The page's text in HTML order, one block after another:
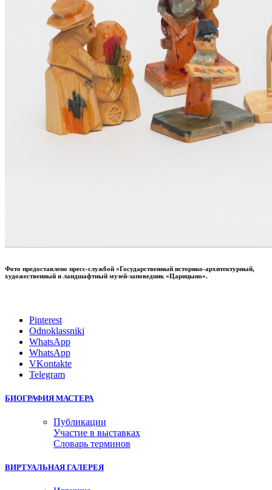
Фото предоставлено пресс-службой «Государственный историко-архитектурный,
художественный и ландшафтный музей-заповедник «Царицыно».
Pinterest
Odnoklassniki
WhatsApp
WhatsApp
VKontakte
Telegram
БИОГРАФИЯ МАСТЕРА
Публикации
Участие в выставках
Словарь терминов
ВИРТУАЛЬНАЯ ГАЛЕРЕЯ